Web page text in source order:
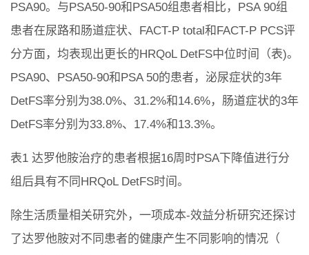
PSA90。与PSA50-90和PSA50组患者相比，PSA 90组
患者在尿路和肠道症状、FACT-P total和FACT-P PCS评
分方面，均表现出更长的HRQoL DetFS中位时间（表)。
PSA90、PSA50-90和PSA 50的患者，泌尿症状的3年
DetFS率分别为38.0%、31.2%和14.6%，肠道症状的3年
DetFS率分别为33.8%、17.4%和13.3%。
表1 达罗他胺治疗的患者根据16周时PSA下降值进行分
组后具有不同HRQoL DetFS时间。
除生活质量相关研究外，一项成本-效益分析研究还探讨
了达罗他胺对不同患者的健康产生不同影响的情况（